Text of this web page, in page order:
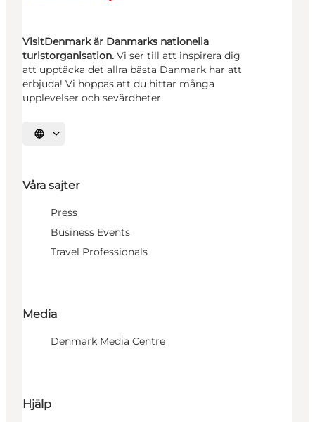
VisitDenmark är Danmarks nationella
turistorganisation. Vi ser till att inspirera dig
att upptäcka det allra bästa Danmark har att
erbjuda! Vi hoppas att du hittar många
upplevelser och sevärdheter.
Välj språk
Våra sajter
Press
Business Events
Travel Professionals
Media
Denmark Media Centre
Hjälp